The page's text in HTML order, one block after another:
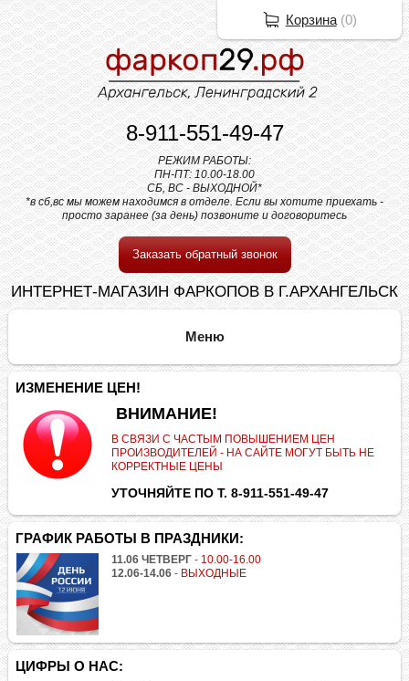
8-911-551-49-47
РЕЖИМ РАБОТЫ:
ПН-ПТ: 10.00-18.00
СБ, ВС - ВЫХОДНОЙ*
*в сб,вс мы можем находимся в отделе. Если вы хотите приехать -
просто заранее (за день) позвоните и договоритесь
Заказать обратный звонок
ИНТЕРНЕТ-МАГАЗИН ФАРКОПОВ В Г.АРХАНГЕЛЬСК
ИЗМЕНЕНИЕ ЦЕН!
ВНИМАНИЕ!
В СВЯЗИ С ЧАСТЫМ ПОВЫШЕНИЕМ ЦЕН
ПРОИЗВОДИТЕЛЕЙ - НА САЙТЕ МОГУТ БЫТЬ НЕ
КОРРЕКТНЫЕ ЦЕНЫ
УТОЧНЯЙТЕ ПО Т. 8-911-551-49-47
ГРАФИК РАБОТЫ В ПРАЗДНИКИ:
11.06 ЧЕТВЕРГ - 10.00-16.00
12.06-14.06 - ВЫХОДНЫЕ
ЦИФРЫ О НАС:
Корзина(0)